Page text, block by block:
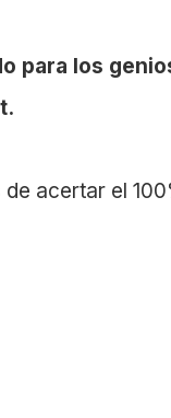
para los